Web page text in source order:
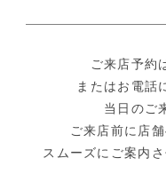
ご来店予約
またはお電話
当日のご
ご来店前に店
スムーズにご案内